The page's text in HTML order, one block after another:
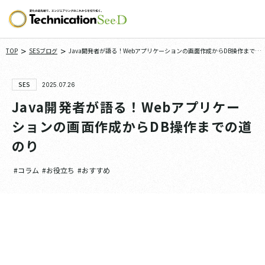
TOP > SESブログ > Java開発者が語る！Webアプリケーションの画面作成からDB操作までの
SES 2025.07.26
Java開発者が語る！Webアプリケー
ションの画面作成からDB操作までの道
のり
#コラム #お役立ち #おすすめ